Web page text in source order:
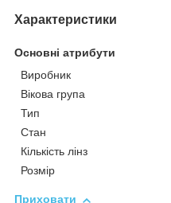
Характеристики
Основні атрибути
Виробник
Вікова група
Тип
Стан
Кількість лінз
Розмір
Приховати